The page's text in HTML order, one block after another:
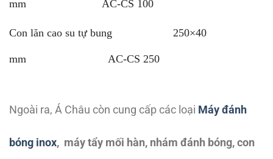
mm AC-CS 100
Con lăn cao su tự bung 250×40
mm AC-CS 250
Ngoài ra, Á Châu còn cung cấp các loại Máy đánh
bóng inox, máy tẩy mối hàn, nhám đánh bóng, con